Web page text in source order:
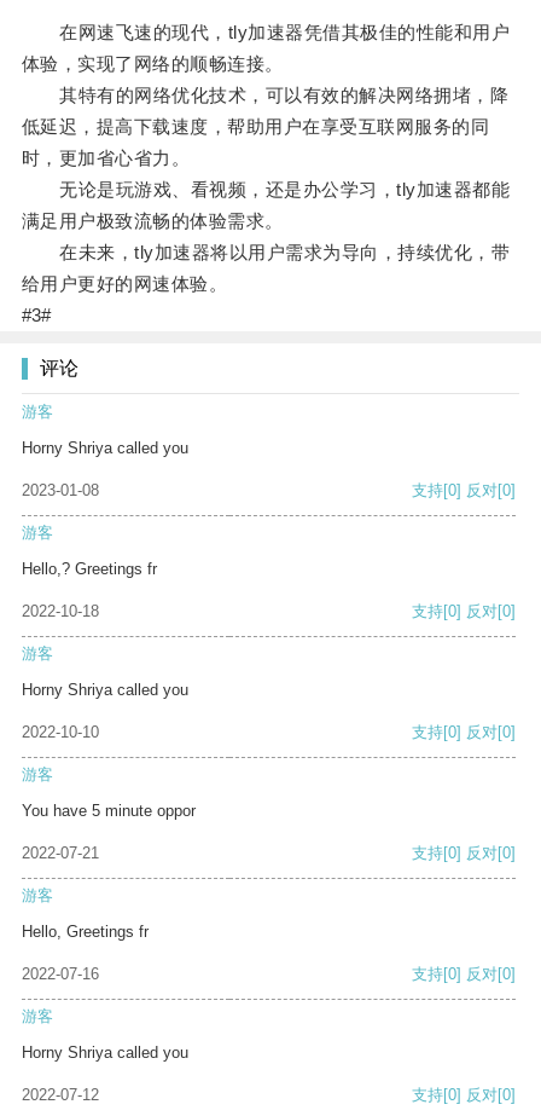
在网速飞速的现代，tly加速器凭借其极佳的性能和用户
体验，实现了网络的顺畅连接。
其特有的网络优化技术，可以有效的解决网络拥堵，降
低延迟，提高下载速度，帮助用户在享受互联网服务的同
时，更加省心省力。
无论是玩游戏、看视频，还是办公学习，tly加速器都能
满足用户极致流畅的体验需求。
在未来，tly加速器将以用户需求为导向，持续优化，带
给用户更好的网速体验。
#3#
评论
游客
Horny Shriya called you
2023-01-08 支持[0] 反对[0]
游客
Hello,? Greetings fr
2022-10-18 支持[0] 反对[0]
游客
Horny Shriya called you
2022-10-10 支持[0] 反对[0]
游客
You have 5 minute oppor
2022-07-21 支持[0] 反对[0]
游客
Hello, Greetings fr
2022-07-16 支持[0] 反对[0]
游客
Horny Shriya called you
2022-07-12 支持[0] 反对[0]